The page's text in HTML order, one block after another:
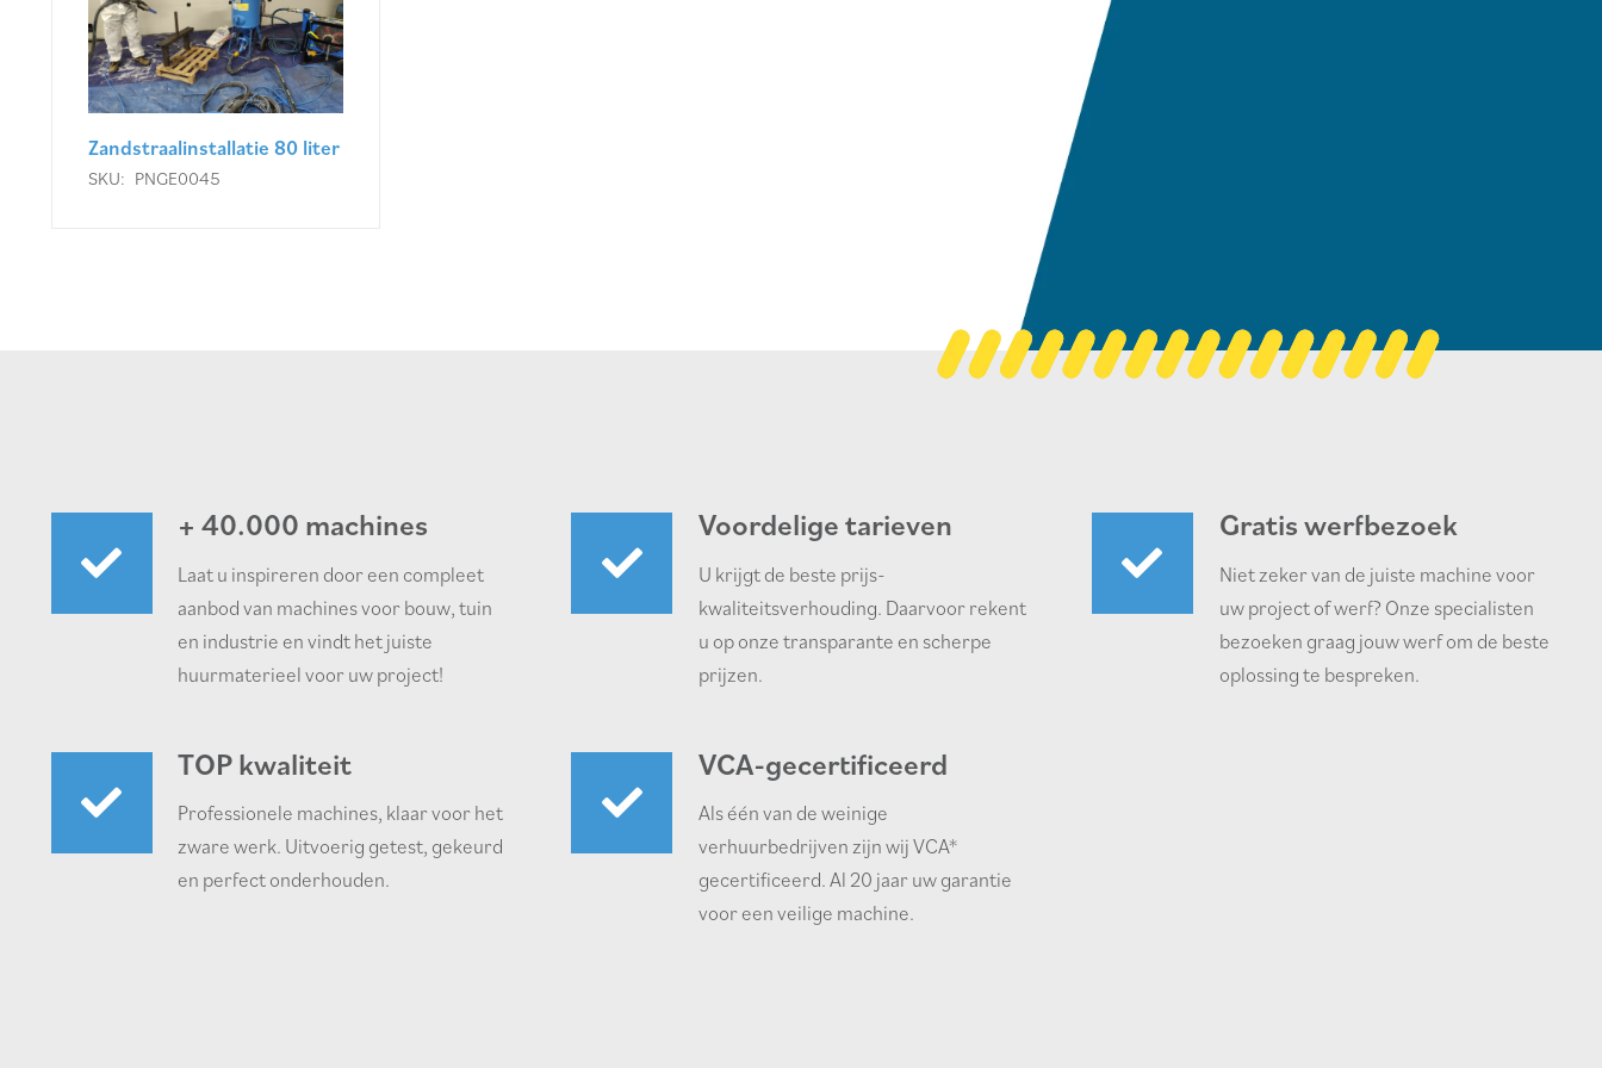
Zandstraalinstallatie 80 liter
SKU: PNGE0045
+ 40.000 machines
Laat u inspireren door een compleet
aanbod van machines voor bouw, tuin
en industrie en vindt het juiste
huurmaterieel voor uw project!
TOP kwaliteit
Professionele machines, klaar voor het
zware werk. Uitvoerig getest, gekeurd
en perfect onderhouden.
Voordelige tarieven
U krijgt de beste prijs-
kwaliteitsverhouding. Daarvoor rekent
u op onze transparante en scherpe
prijzen.
VCA-gecertificeerd
Als één van de weinige
verhuurbedrijven zijn wij VCA*
gecertificeerd. Al 20 jaar uw garantie
voor een veilige machine.
Gratis werfbezoek
Niet zeker van de juiste machine voor
uw project of werf? Onze specialisten
bezoeken graag jouw werf om de beste
oplossing te bespreken.